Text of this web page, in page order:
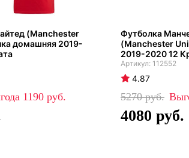
(Manchester
домашняя 2019-
1190
Футболка
(Manchester
2019-2020 12
112552
4.87
5270
4080